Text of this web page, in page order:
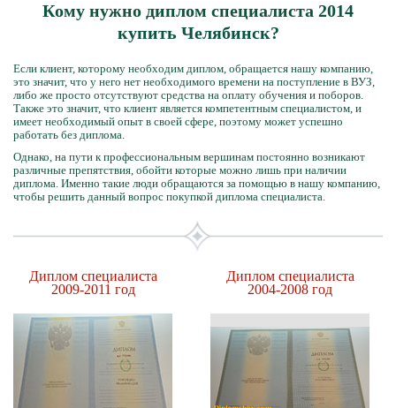
Кому нужно диплом специалиста 2014
купить Челябинск?
Если клиент, которому необходим диплом, обращается нашу компанию,
это значит, что у него нет необходимого времени на поступление в ВУЗ,
либо же просто отсутствуют средства на оплату обучения и поборов.
Также это значит, что клиент является компетентным специалистом, и
имеет необходимый опыт в своей сфере, поэтому может успешно
работать без диплома.
Однако, на пути к профессиональным вершинам постоянно возникают
различные препятствия, обойти которые можно лишь при наличии
диплома. Именно такие люди обращаются за помощью в нашу компанию,
чтобы решить данный вопрос покупкой диплома специалиста.
Диплом специалиста
2009-2011 год
Диплом специалиста
2004-2008 год